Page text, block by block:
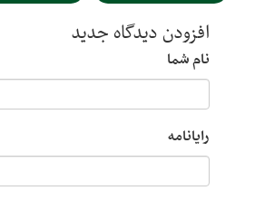
افزودن دیدگاه جدید
نام شما
رایانامه